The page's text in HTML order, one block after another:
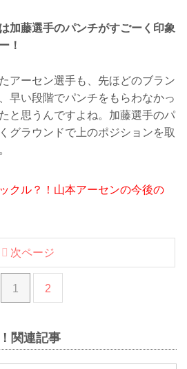
加藤選手のパンチがすごーく印象
！
アーセン選手も、先ほどのブラン
早い段階でパンチをもらわなかっ
と思うんですよね。加藤選手のパ
グラウンドで上のポジションを取
クル？！山本アーセンの今後の
1 2
次ページ
関連記事